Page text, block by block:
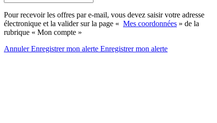
Pour recevoir les offres par e-mail, vous devez saisir votre adresse
électronique et la valider sur la page « Mes coordonnées » de la
rubrique « Mon compte »
AnnulerEnregistrer mon alerte Enregistrermon alerte